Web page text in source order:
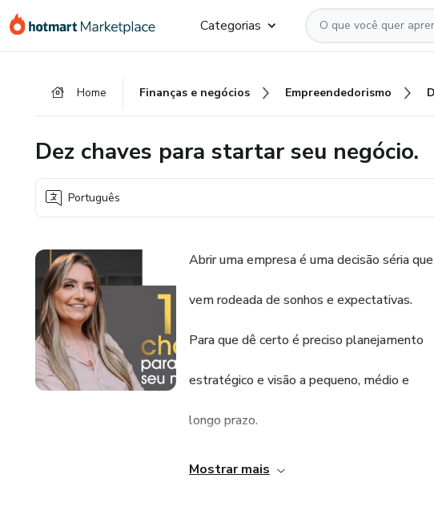
para
para
para
Categorias
Home Finanças e negócios Empreendedorismo
Dez chaves para startar seu negócio.
Português
Abrir uma empresa é uma decisão séria que
vem rodeada de sonhos e expectativas.
Para que dê certo é preciso planejamento
estratégico e visão a pequeno, médio e
longo prazo.
Nesse ebook quero compartilhar com vocês
Mostrar mais